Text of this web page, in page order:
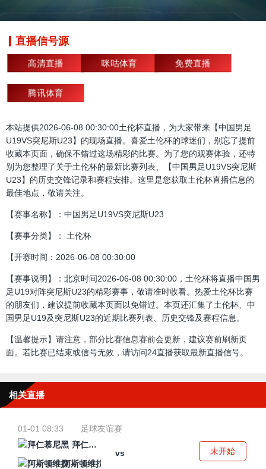
直播信号源
高清直播 咪咕体育 免费直播
腾讯体育
本站提供2026-06-08 00:30:00土伦杯直播，为大家带来【中国男足
U19VS突尼斯U23】的现场直播。喜爱土伦杯的球迷们，别忘了提前
收藏本页面，确保不错过这场精彩的比赛。为了您的观赛体验，还特
别为您整理了关于土伦杯的最新比赛列表、【中国男足U19VS突尼斯
U23】的历史交锋记录和赛程安排。这里是您获取土伦杯直播信息的
最佳地点，敬请关注。
【赛事名称】：中国男足U19VS突尼斯U23
【赛事分类】： 土伦杯
【开赛时间：2026-06-08 00:30:00
【赛事说明】：北京时间2026-06-08 00:30:00，土伦杯将直播中国男
足U19对阵突尼斯U23的精彩赛事，敬请准时收看。热爱土伦杯比赛
的朋友们，建议提前收藏本页面以免错过。本页还汇集了土伦杯、中
国男足U19及突尼斯U23的近期比赛列表、历史交锋及赛程信息。
【温馨提示】请注意，部分比赛信息赛前会更新，建议赛前刷新页
面。若比赛已结束或信号无效，请访问24直播获取最新直播信号。
相关直播
01-01 08:33
足球友谊赛
拜仁慕尼黑
vs
阿斯顿维拉
未开始